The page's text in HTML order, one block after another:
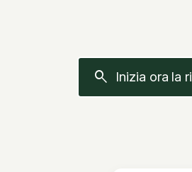
search Inizia ora la